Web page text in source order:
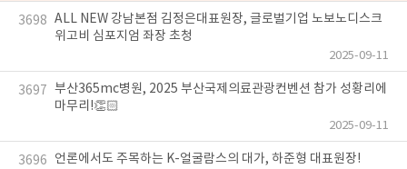
3698 ALL NEW 강남본점 김정은대표원장, 글로벌기업 노보노디스크
위고비 심포지엄 좌장 초청
2025-09-11
3697 부산365mc병원, 2025 부산국제의료관광컨벤션 참가 성황리에
마무리!👏🏻
2025-09-11
3696 언론에서도 주목하는 K-얼굴람스의 대가, 하준형 대표원장!